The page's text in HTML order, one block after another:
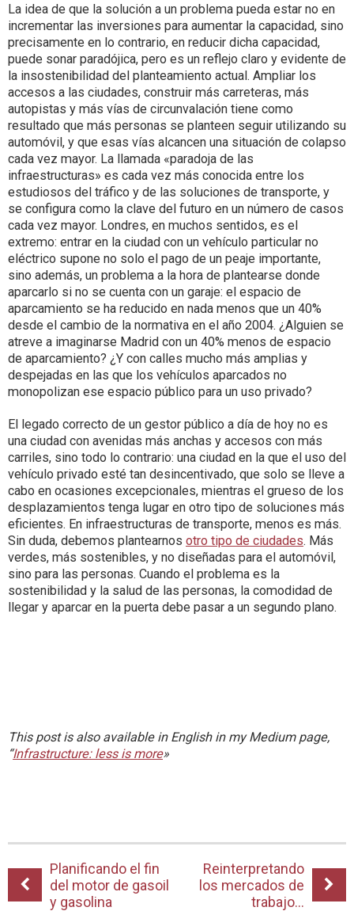
La idea de que la solución a un problema pueda estar no en
incrementar las inversiones para aumentar la capacidad, sino
precisamente en lo contrario, en reducir dicha capacidad,
puede sonar paradójica, pero es un reflejo claro y evidente de
la insostenibilidad del planteamiento actual. Ampliar los
accesos a las ciudades, construir más carreteras, más
autopistas y más vías de circunvalación tiene como
resultado que más personas se planteen seguir utilizando su
automóvil, y que esas vías alcancen una situación de colapso
cada vez mayor. La llamada «paradoja de las
infraestructuras» es cada vez más conocida entre los
estudiosos del tráfico y de las soluciones de transporte, y
se configura como la clave del futuro en un número de casos
cada vez mayor. Londres, en muchos sentidos, es el
extremo: entrar en la ciudad con un vehículo particular no
eléctrico supone no solo el pago de un peaje importante,
sino además, un problema a la hora de plantearse donde
aparcarlo si no se cuenta con un garaje: el espacio de
aparcamiento se ha reducido en nada menos que un 40%
desde el cambio de la normativa en el año 2004. ¿Alguien se
atreve a imaginarse Madrid con un 40% menos de espacio
de aparcamiento? ¿Y con calles mucho más amplias y
despejadas en las que los vehículos aparcados no
monopolizan ese espacio público para un uso privado?
El legado correcto de un gestor público a día de hoy no es
una ciudad con avenidas más anchas y accesos con más
carriles, sino todo lo contrario: una ciudad en la que el uso del
vehículo privado esté tan desincentivado, que solo se lleve a
cabo en ocasiones excepcionales, mientras el grueso de los
desplazamientos tenga lugar en otro tipo de soluciones más
eficientes. En infraestructuras de transporte, menos es más.
Sin duda, debemos plantearnos otro tipo de ciudades. Más
verdes, más sostenibles, y no diseñadas para el automóvil,
sino para las personas. Cuando el problema es la
sostenibilidad y la salud de las personas, la comodidad de
llegar y aparcar en la puerta debe pasar a un segundo plano.
This post is also available in English in my Medium page,
“Infrastructure: less is more»
Planificando el fin
del motor de gasoil
y gasolina
Reinterpretando
los mercados de
trabajo…